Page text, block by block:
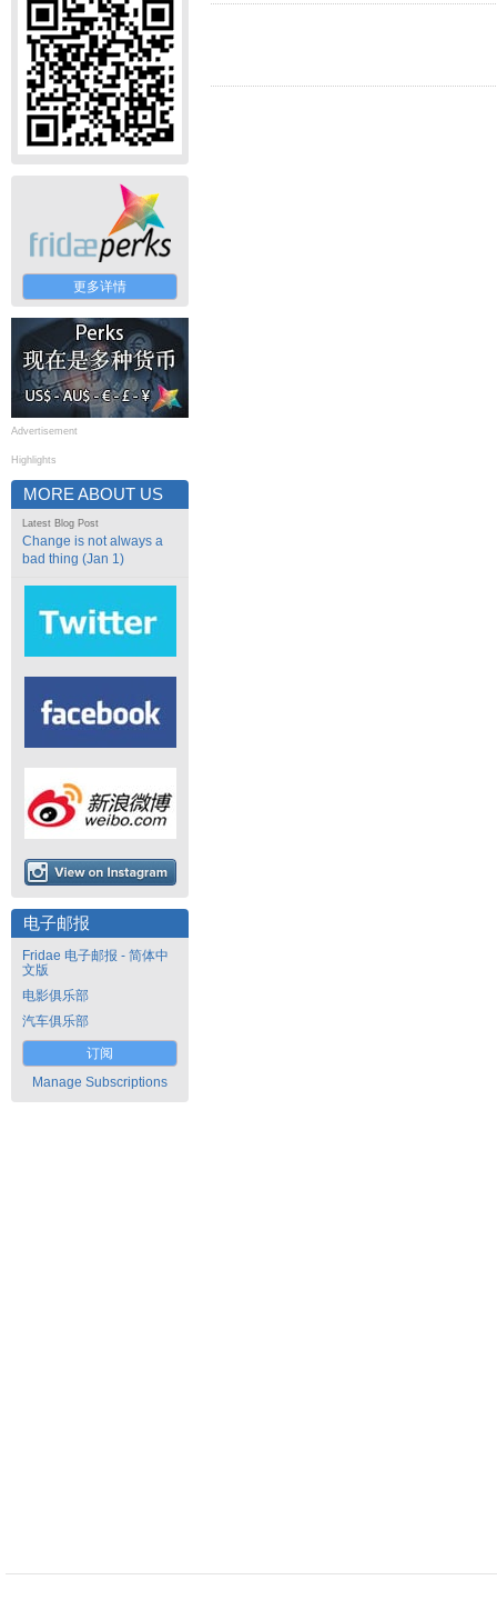
更多详情
Advertisement
Highlights
MORE ABOUT US
Latest Blog Post
Change is not always a
bad thing (Jan 1)
电子邮报
Fridae 电子邮报 - 简体中
文版
电影俱乐部
汽车俱乐部
订阅
Manage Subscriptions